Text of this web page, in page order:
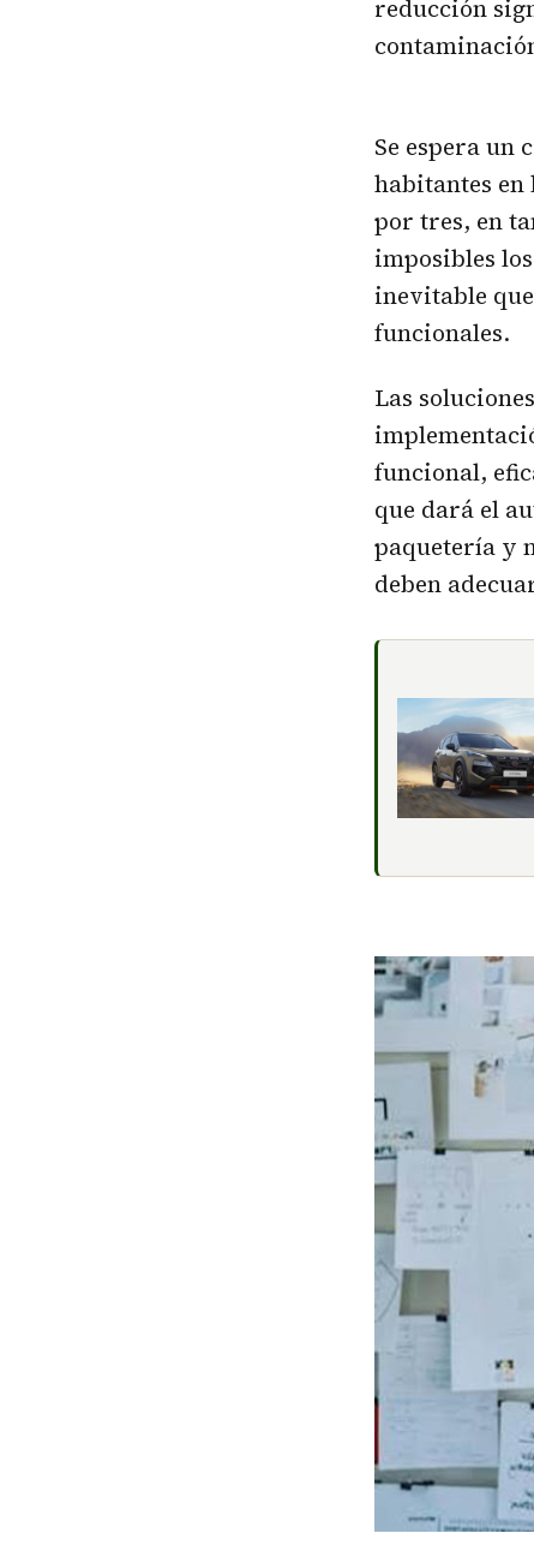
reducción
Se espera un
habitantes en
por tres, en
imposibles
inevitable
funcionales.
Las
funcional,
que dará el
paquetería y
deben